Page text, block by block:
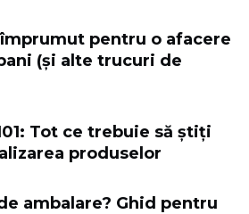
pentru o afacere
(și alte trucuri de
Tot ce trebuie să știți
produselor
ambalare? Ghid pentru